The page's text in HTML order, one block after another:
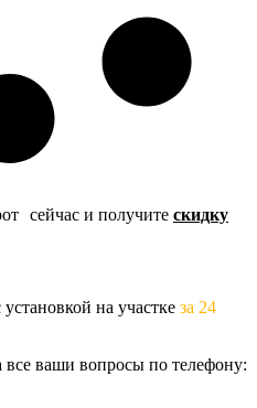
сейчас и получите скидку
установкой на участке за 24
ваши вопросы по телефону: